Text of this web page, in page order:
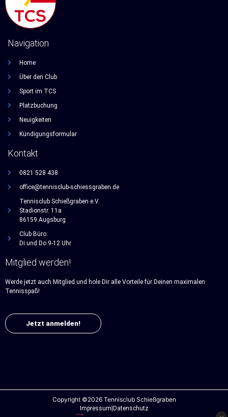
Navigation
Home
Über den Club
Sport im TCS
Platzbuchung
Neuigkeiten
Kündigungsformular
Kontakt
0821 528 438
office@tennisclub-schiessgraben.de
Tennisclub Schießgraben e.V.
Stadionstr. 11a
86159 Augsburg
Club Büro:
Di und Do 9-12 Uhr
Mitglied werden!
Werde jetzt auch Mitglied und hole Dir alle Vorteile für Deinen maximalen
Tennisspaß!
Jetzt anmelden!
Copyright ©2026 Tennisclub Schießgraben
Impressum Datenschutz